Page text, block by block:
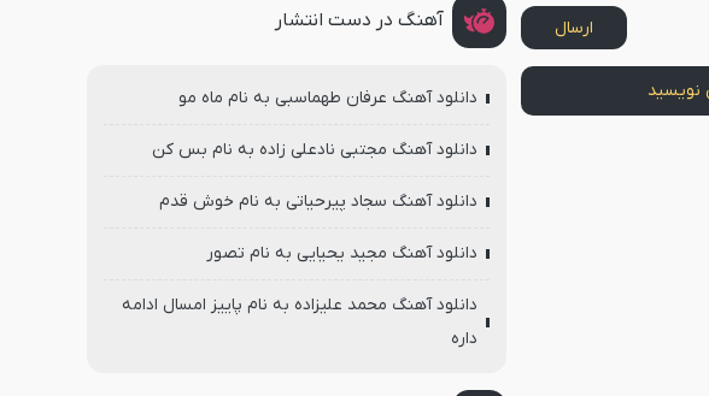
ارسال
نویسید
آهنگ در دست انتشار
دانلود آهنگ عرفان طهماسبی به نام ماه مو
دانلود آهنگ مجتبی نادعلی زاده به نام بس کن
دانلود آهنگ سجاد پیرحیاتی به نام خوش قدم
دانلود آهنگ مجید یحیایی به نام تصور
دانلود آهنگ محمد علیزاده به نام پاییز امسال ادامه
داره